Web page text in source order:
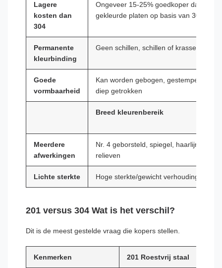
Lagere
kosten dan
304
Ongeveer 15-25% goedkoper dan
gekleurde platen op basis van 304
Permanente
kleurbinding
Geen schillen, schillen of krassen
Goede
vormbaarheid
Kan worden gebogen, gestempeld en
diep getrokken
Breed kleurenbereik
Meerdere
afwerkingen
Nr. 4 geborsteld, spiegel, haarlijn, in
relieven
Lichte sterkte Hoge sterkte/gewicht verhouding
201 versus 304 Wat is het verschil?
Dit is de meest gestelde vraag die kopers stellen.
Kenmerken 201 Roestvrij staal